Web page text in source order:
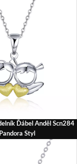
Ďábel Anděl Scn284
Pandora Styl